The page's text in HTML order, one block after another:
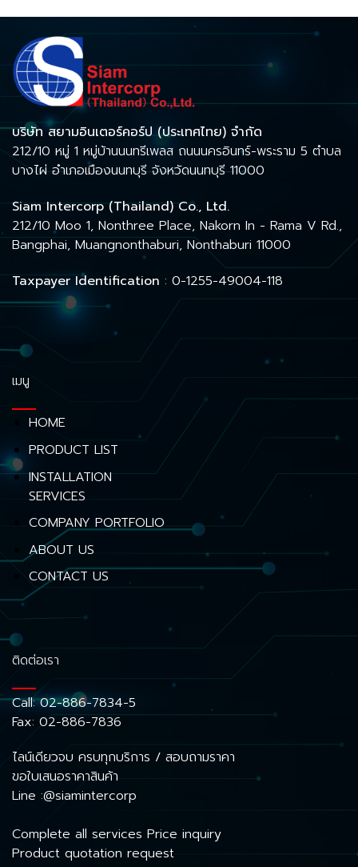
บริษัท สยามอินเตอร์คอร์ป (ประเทศไทย) จำกัด
212/10 หมู่ 1 หมู่บ้านนนทรีเพลส ถนนนครอินทร์-พระราม 5 ตำบล
บางไผ่ อำเภอเมืองนนทบุรี จังหวัดนนทบุรี 11000
Siam Intercorp (Thailand) Co., Ltd.
212/10 Moo 1, Nonthree Place, Nakorn In - Rama V Rd.,
Bangphai, Muangnonthaburi, Nonthaburi 11000
Taxpayer Identification : 0-1255-49004-118
เมนู
HOME
PRODUCT LIST
INSTALLATION
SERVICES
COMPANY PORTFOLIO
ABOUT US
CONTACT US
ติดต่อเรา
Call:02-886-7834-5
Fax: 02-886-7836
ไลน์เดียวจบ ครบทุกบริการ / สอบถามราคา
ขอใบเสนอราคาสินค้า
Line :@siamintercorp
Complete all services Price inquiry
Product quotation request